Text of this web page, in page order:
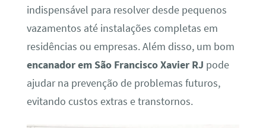
indispensável para resolver desde pequenos
vazamentos até instalações completas em
residências ou empresas. Além disso, um bom
encanador em São Francisco Xavier RJ pode
ajudar na prevenção de problemas futuros,
evitando custos extras e transtornos.